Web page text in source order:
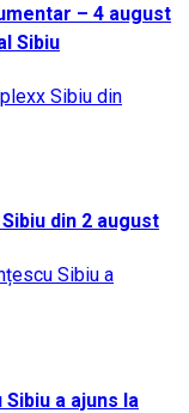
– 4 august
Sibiu
din 2 august
a ajuns la